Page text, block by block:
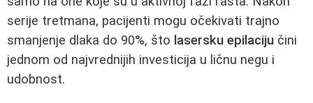
serije tretmana, pacijenti mogu očekivati trajno
smanjenje dlaka do 90%, što lasersku epilaciju čini
jednom od najvrednijih investicija u ličnu negu i
udobnost.